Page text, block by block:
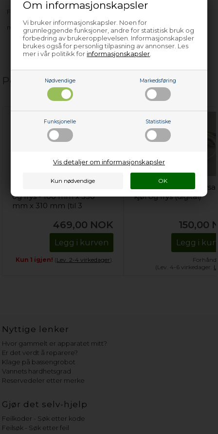
Om informasjonskapsler
Vi bruker informasjonskapsler. Noen for
grunnleggende funksjoner, andre for statistisk bruk og
forbedring av brukeropplevelsen. Informasjonskapsler
brukes også for personlig tilpasning av annonser. Les
mer i vår politikk for informasjonskapsler
Nødvendige Markedsføring
Funksjonelle Statistiske
Vis detaljer om informasjonskapsler
FREHJP24E
med flere…
Populære relaterte produkter
og frys - 100 mm x 330
mm x 310 mm (til 3
469,00 NOK
Legg i kurven
Kun 1 igjen! (Lev. 2-4 virkedager).
Termometer, universal
kjøl og frys (digital)
150,00
Legg i
(Lev. 4-6 virkedager.
Nyttige lenker
Hvor gammelt er apparatet mitt?
Er det verdt å reparere?
Klage på bassengrobot
Vannets hardhetsgrad
Reservedeler etter merke
Gjør det selv-hjelp
Feilkoder - Søk etter kode
Feilsøk - Søk etter feil